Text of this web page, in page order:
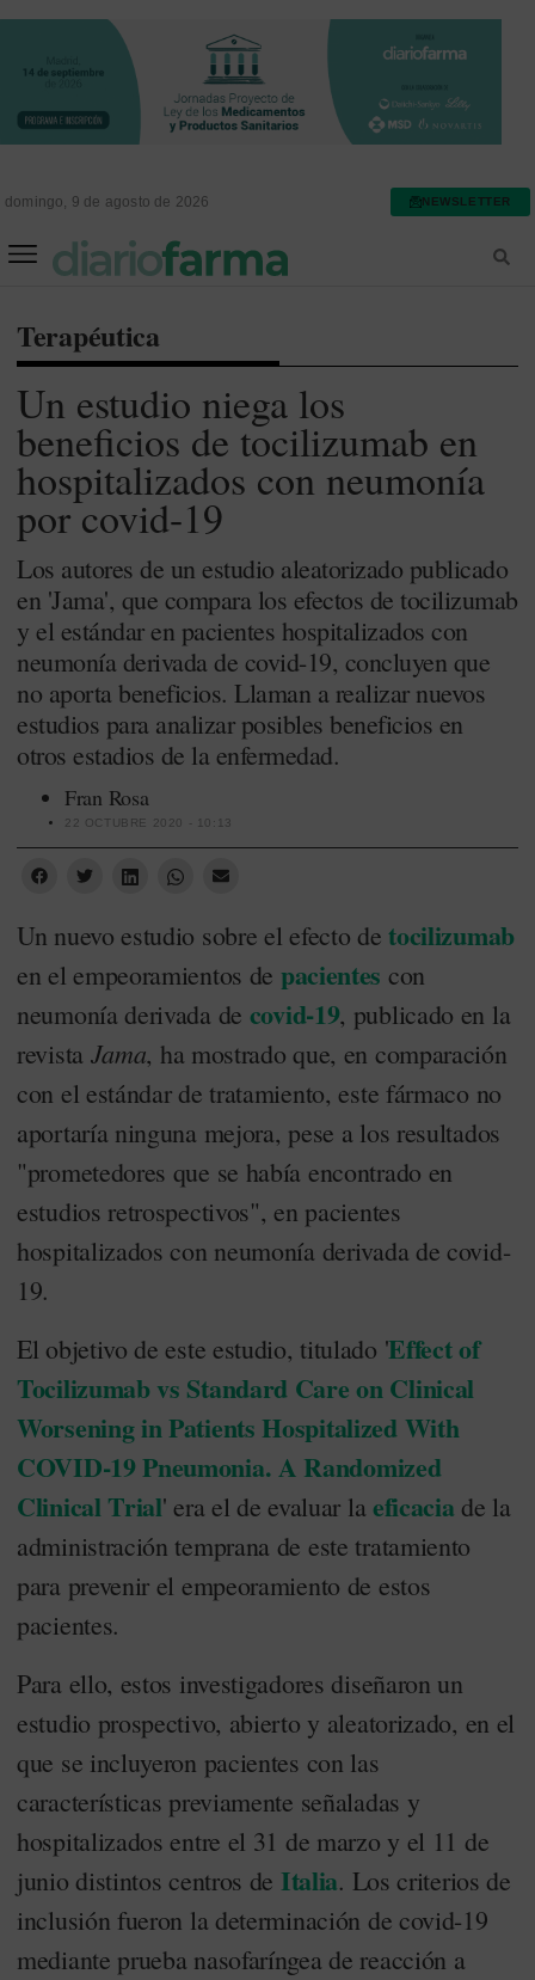
domingo, 9 de agosto de 2026 NEWSLETTER
Terapéutica
Un estudio niega los
beneficios de tocilizumab en
hospitalizados con neumonía
por covid-19
Los autores de un estudio aleatorizado publicado
en 'Jama', que compara los efectos de tocilizumab
y el estándar en pacientes hospitalizados con
neumonía derivada de covid-19, concluyen que
no aporta beneficios. Llaman a realizar nuevos
estudios para analizar posibles beneficios en
otros estadios de la enfermedad.
Fran Rosa
22 OCTUBRE 2020 - 10:13
Un nuevo estudio sobre el efecto detocilizumab
en el empeoramientos de pacientes con
neumonía derivada de covid-19, publicado en la
revista Jama, ha mostrado que, en comparación
con el estándar de tratamiento, este fármaco no
aportaría ninguna mejora, pese a los resultados
"prometedores que se había encontrado en
estudios retrospectivos", en pacientes
hospitalizados con neumonía derivada de covid-
19.
El objetivo de este estudio, titulado 'Effect of
Tocilizumab vs Standard Care on Clinical
Worsening in Patients Hospitalized With
COVID-19 Pneumonia. A Randomized
Clinical Trial' era el de evaluar la eficaciade la
administración temprana de este tratamiento
para prevenir el empeoramiento de estos
pacientes.
Para ello, estos investigadores diseñaron un
estudio prospectivo, abierto y aleatorizado, en el
que se incluyeron pacientes con las
características previamente señaladas y
hospitalizados entre el 31 de marzo y el 11 de
junio distintos centros de Italia. Los criterios de
inclusión fueron la determinación de covid-19
mediante prueba nasofaríngea de reacción a